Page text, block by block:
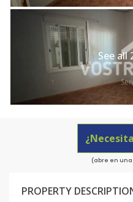
See all
(abre en
PROPERTY